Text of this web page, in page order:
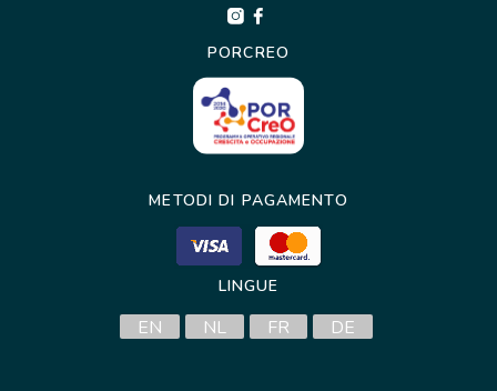
PORCREO
METODI DI PAGAMENTO
LINGUE
EN NL FR DE